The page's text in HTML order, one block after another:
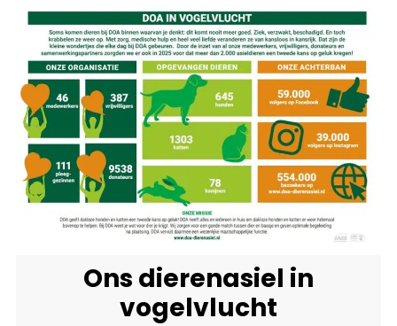
Ons dierenasiel in
vogelvlucht